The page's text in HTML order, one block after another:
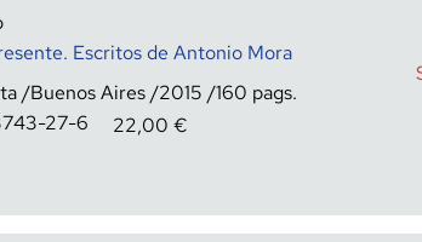
Escritos de Antonio Mora
Buenos Aires 2015 160
27-6 22,00 €